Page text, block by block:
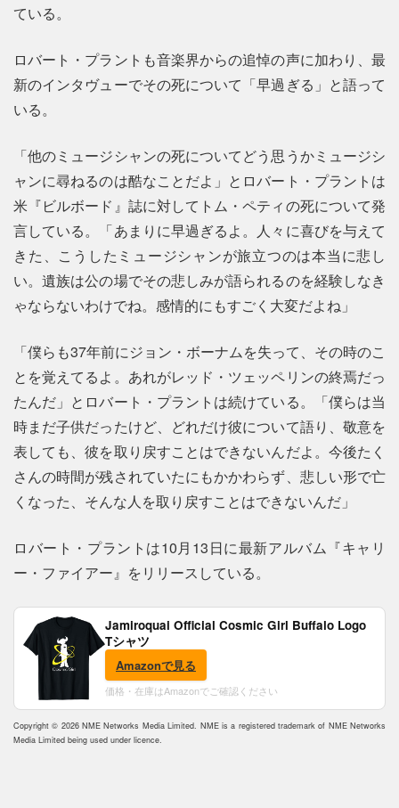
ている。
ロバート・プラントも音楽界からの追悼の声に加わり、最
新のインタヴューでその死について「早過ぎる」と語って
いる。
「他のミュージシャンの死についてどう思うかミュージシ
ャンに尋ねるのは酷なことだよ」とロバート・プラントは
米『ビルボード』誌に対してトム・ペティの死について発
言している。「あまりに早過ぎるよ。人々に喜びを与えて
きた、こうしたミュージシャンが旅立つのは本当に悲し
い。遺族は公の場でその悲しみが語られるのを経験しなき
ゃならないわけでね。感情的にもすごく大変だよね」
「僕らも37年前にジョン・ボーナムを失って、その時のこ
とを覚えてるよ。あれがレッド・ツェッペリンの終焉だっ
たんだ」とロバート・プラントは続けている。「僕らは当
時まだ子供だったけど、どれだけ彼について語り、敬意を
表しても、彼を取り戻すことはできないんだよ。今後たく
さんの時間が残されていたにもかかわらず、悲しい形で亡
くなった、そんな人を取り戻すことはできないんだ」
ロバート・プラントは10月13日に最新アルバム『キャリ
ー・ファイアー』をリリースしている。
Jamiroquai Official Cosmic Girl Buffalo Logo
Tシャツ
Amazonで見る
価格・在庫はAmazonでご確認ください
Copyright © 2026 NME Networks Media Limited. NME is a registered trademark of NME Networks
Media Limited being used under licence.